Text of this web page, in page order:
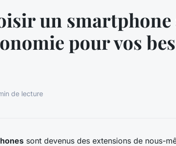
un smartphone
pour vos
de lecture
sont devenus des extensions de nous-